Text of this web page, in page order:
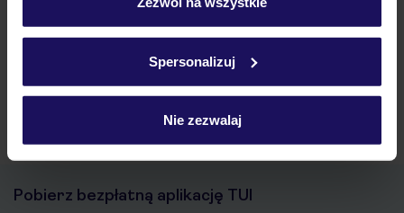
Szczegółowe informacje o plikach cookie znajdziesz
Spersonalizuj
Nie zezwalaj
Czy w Hotelu będzie przedstawiciel TUI?
Na jakiej podstawie i gdzie otrzymam karty
Zobacz więcej
Pobierz bezpłatną aplikację TUI